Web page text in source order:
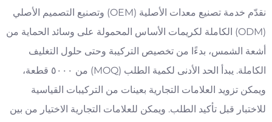
نقدّم خدمة تصنيع معدات الأصلية (OEM) وتصنيع التصميم الأصلي
(ODM) الكاملة لكريمات الأساس المحمولة على وسائد الحماية من
أشعة الشمس، بدءًا من تخصيص التركيبة وحتى حلول التغليف
الكاملة. يبدأ الحد الأدنى لكمية الطلب (MOQ) من ٥٠٠٠ قطعة،
ويمكن تزويد العلامات التجارية بعينات من التركيبات القياسية
للاختبار قبل تأكيد الطلب. ويمكن للعلامات التجارية الاختيار من بين